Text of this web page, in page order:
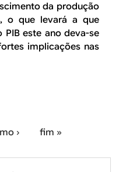
da produção
o que levará a que
este ano deva-se
implicações nas
› fim »